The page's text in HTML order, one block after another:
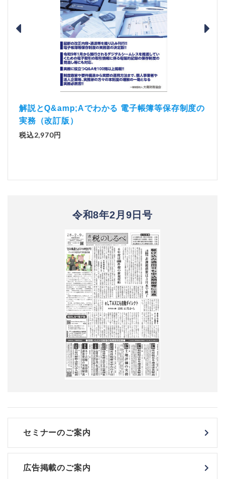
解説とQ&amp;Aでわかる 電子帳簿等保存制度の
実務（改訂版）
税込2,970円
令和8年2月9日号
セミナーのご案内
広告掲載のご案内